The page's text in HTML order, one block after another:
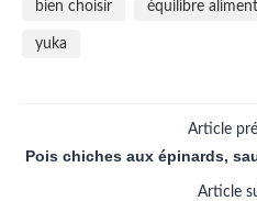
bien choisir équilibre
yuka
Article
Pois chiches aux épinards,
Article